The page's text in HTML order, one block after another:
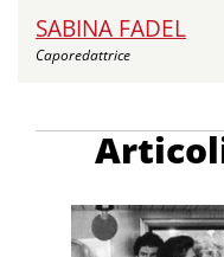
SABINA FADEL
Caporedattrice